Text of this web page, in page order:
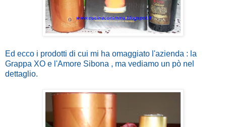
Ed ecco i prodotti di cui mi ha omaggiato l'azienda : la
Grappa XO e l'Amore Sibona , ma vediamo un pò nel
dettaglio.